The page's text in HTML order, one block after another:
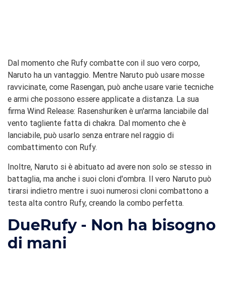
Dal momento che Rufy combatte con il suo vero corpo,
Naruto ha un vantaggio. Mentre Naruto può usare mosse
ravvicinate, come Rasengan, può anche usare varie tecniche
e armi che possono essere applicate a distanza. La sua
firma Wind Release: Rasenshuriken è un'arma lanciabile dal
vento tagliente fatta di chakra. Dal momento che è
lanciabile, può usarlo senza entrare nel raggio di
combattimento con Rufy.
Inoltre, Naruto si è abituato ad avere non solo se stesso in
battaglia, ma anche i suoi cloni d'ombra. Il vero Naruto può
tirarsi indietro mentre i suoi numerosi cloni combattono a
testa alta contro Rufy, creando la combo perfetta.
DueRufy - Non ha bisogno
di mani